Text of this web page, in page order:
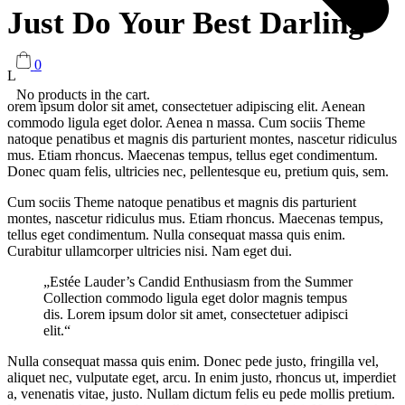
0
No products in the cart.
Just Do Your Best Darling
L
orem ipsum dolor sit amet, consectetuer adipiscing elit. Aenean
commodo ligula eget dolor. Aenea n massa. Cum sociis Theme
natoque penatibus et magnis dis parturient montes, nascetur ridiculus
mus. Etiam rhoncus. Maecenas tempus, tellus eget condimentum.
Donec quam felis, ultricies nec, pellentesque eu, pretium quis, sem.
Cum sociis Theme natoque penatibus et magnis dis parturient
montes, nascetur ridiculus mus. Etiam rhoncus. Maecenas tempus,
tellus eget condimentum. Nulla consequat massa quis enim.
Curabitur ullamcorper ultricies nisi. Nam eget dui.
„Estée Lauder’s Candid Enthusiasm from the Summer
Collection commodo ligula eget dolor magnis tempus
dis. Lorem ipsum dolor sit amet, consectetuer adipisci
elit.“
Nulla consequat massa quis enim. Donec pede justo, fringilla vel,
aliquet nec, vulputate eget, arcu. In enim justo, rhoncus ut, imperdiet
a, venenatis vitae, justo. Nullam dictum felis eu pede mollis pretium.